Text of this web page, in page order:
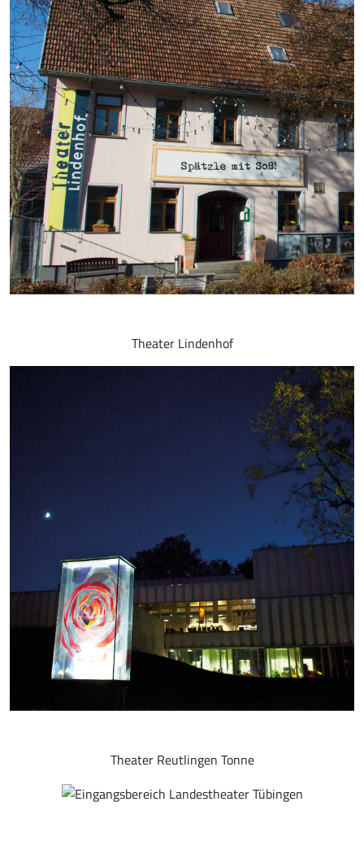
Theater Lindenhof
Theater Reutlingen Tonne